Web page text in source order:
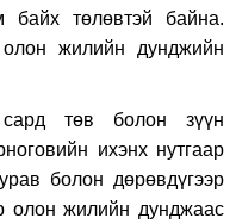
төлөвтэй байна.
жилийн дунджийн
төв болон зүүн
ихэнх нутгаар
болон дөрөвдүгээр
олон жилийн дунджаас